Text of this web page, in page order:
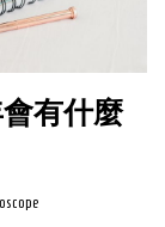
會有什麼